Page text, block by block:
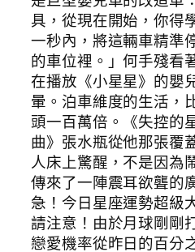
具，從現在開始，你得
一秒內，將這輛車精準
的車位裡。」何手殘看
在播放《小星星》的嬰
暈。泊車維度的生活，
頭一百萬倍。《失控的
曲》張水瓶從他那張覆
人床上驚醒，不是因為
傳來了一陣震耳欲聾的
急！今日星座運勢超級
請注意！由於月球剛剛
戀愛機率從昨日的百分